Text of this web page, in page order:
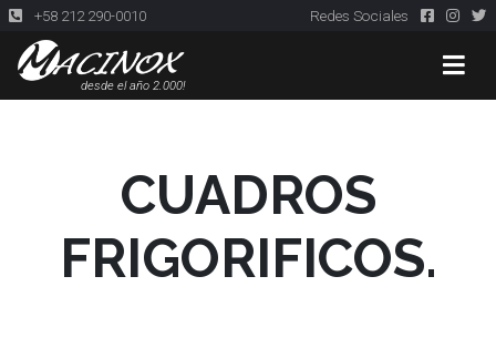
+58 212 290-0010 Redes Sociales
desde el año 2.000!
CUADROS
FRIGORIFICOS.